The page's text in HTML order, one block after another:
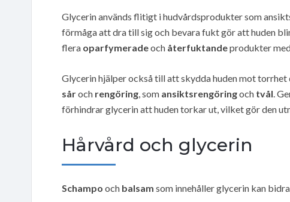
Glycerin används flitigt i hudvårdsprodukter som
förmåga att dra till sig och bevara fukt gör att huden
flera oparfymeradeoch återfuktandeprodukter
Glycerin hjälper också till att skydda huden mot
såroch rengöring, som ansiktsrengöringoch tvål.
förhindrar glycerin att huden torkar ut, vilket gör den
Hårvård och glycerin
Schampo och balsam som innehåller glycerin kan